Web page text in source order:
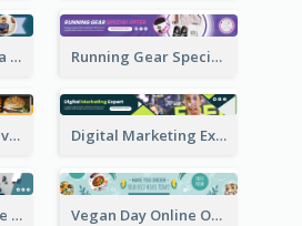
Great Business Idea Banner Ad Running Gear Special Offer Banner Ad
Delicious Food Delivery Banner Ad Digital Marketing Expert Banner Ad
Networking Service Provider Banner Ad Vegan Day Online Order Banner Ad